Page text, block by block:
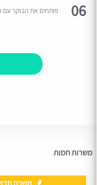
06 פותחים את הבוקר עם
משרות חמות